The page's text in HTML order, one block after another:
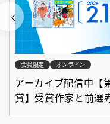
会員限定 オンライン
アーカイブ配信中【
賞】受賞作家と前選